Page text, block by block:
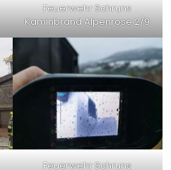
Feuerwehr Schruns
Kaminbrand Alpenrose 2/9
Feuerwehr Schruns